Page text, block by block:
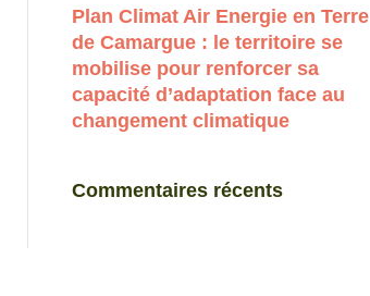
Plan Climat Air Energie en Terre
de Camargue : le territoire se
mobilise pour renforcer sa
capacité d’adaptation face au
changement climatique
Commentaires récents